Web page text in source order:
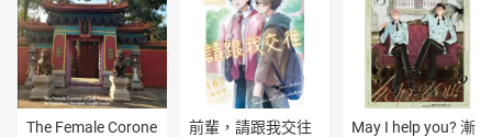
The Female Corone
前輩，請跟我交往
May I help you? 漸